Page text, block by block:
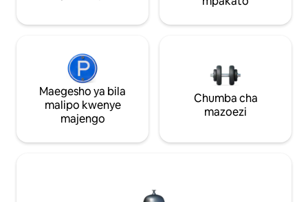
Maegesho ya bila
malipo kwenye
majengo
Chumba cha
mazoezi